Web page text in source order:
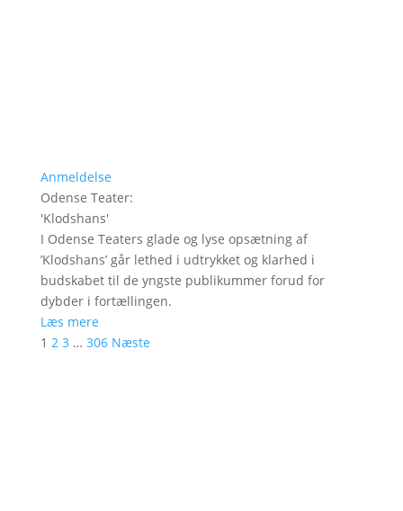
Anmeldelse
Odense Teater:
'Klodshans'
I Odense Teaters glade og lyse opsætning af
’Klodshans’ går lethed i udtrykket og klarhed i
budskabet til de yngste publikummer forud for
dybder i fortællingen.
Læs mere
1 2 3 … 306 Næste